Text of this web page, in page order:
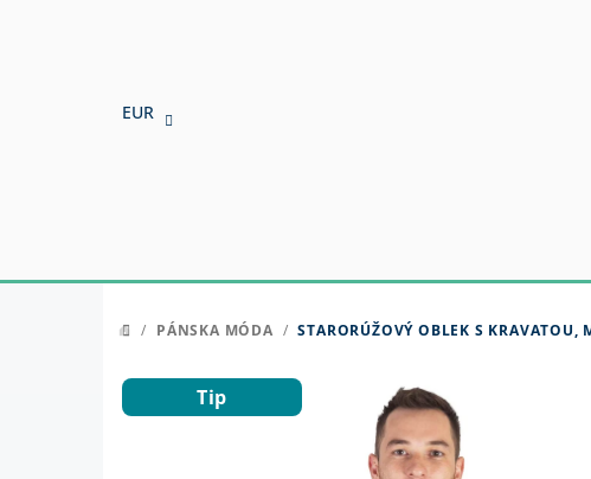
EUR
DOMOV
/ PÁNSKA MÓDA / STARORÚŽOVÝ OBLEK S KRAVATOU,
Tip